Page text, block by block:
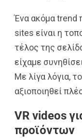
Ένα ακόμα trend
sites είναι η
τέλος της
είχαμε
Με λίγα λόγια,
αξιοποιηθεί
VR videos
προϊόντων